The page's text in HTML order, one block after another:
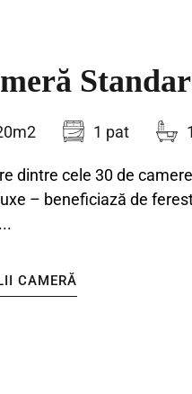
1 pat
dintre cele 30 de
– beneficiază de
CAMERĂ